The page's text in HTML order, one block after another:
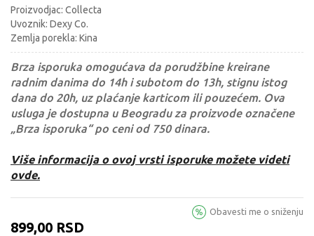
Proizvodjac: Collecta
Uvoznik: Dexy Co.
Zemlja porekla: Kina
Brza isporuka omogućava da porudžbine kreirane
radnim danima do 14h i subotom do 13h, stignu istog
dana do 20h, uz plaćanje karticom ili pouzećem. Ova
usluga je dostupna u Beogradu za proizvode označene
„Brza isporuka“ po ceni od 750 dinara.
Više informacija o ovoj vrsti isporuke možete videti
ovde.
899,00 RSD
Obavesti me o sniženju